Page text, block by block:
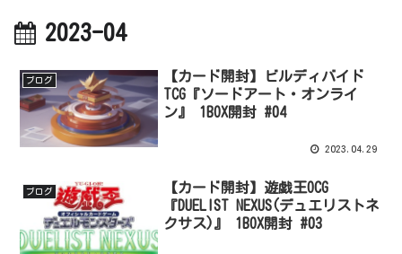
2023-04
ブログ
【カード開封】ビルディバイド
TCG『ソードアート・オンライ
ン』 1BOX開封 #04
2023.04.29
ブログ
【カード開封】遊戯王OCG
『DUELIST NEXUS(デュエリストネ
クサス)』 1BOX開封 #03